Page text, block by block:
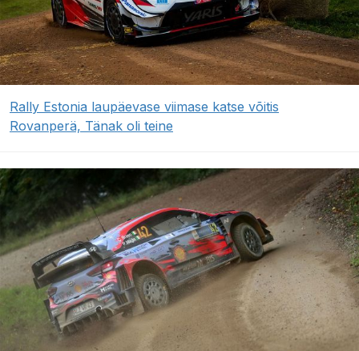
Rally Estonia laupäevase viimase katse võitis
Rovanperä, Tänak oli teine